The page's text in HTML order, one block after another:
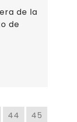
de la
de
44
45